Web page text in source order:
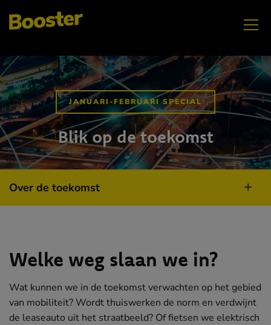
JANUARI-FEBRUARI SPECIAL
Blik op de toekomst
Over de toekomst
Welke weg slaan we in?
Wat kunnen we in de toekomst verwachten op het gebied
van mobiliteit? Wordt thuiswerken de norm en verdwijnt
de leaseauto uit het straatbeeld? Of fietsen we elektrisch